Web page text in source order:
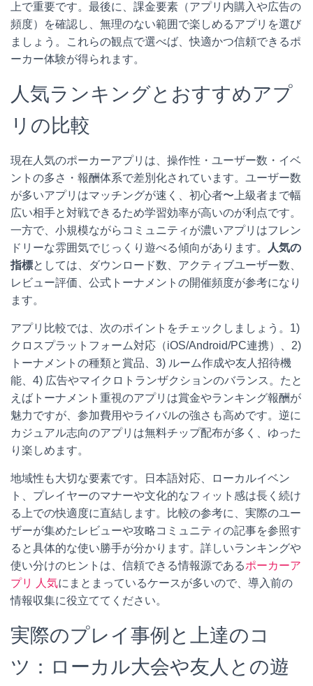
上で重要です。最後に、課金要素（アプリ内購入や広告の
頻度）を確認し、無理のない範囲で楽しめるアプリを選び
ましょう。これらの観点で選べば、快適かつ信頼できるポ
ーカー体験が得られます。
人気ランキングとおすすめアプ
リの比較
現在人気のポーカーアプリは、操作性・ユーザー数・イベ
ントの多さ・報酬体系で差別化されています。ユーザー数
が多いアプリはマッチングが速く、初心者〜上級者まで幅
広い相手と対戦できるため学習効率が高いのが利点です。
一方で、小規模ながらコミュニティが濃いアプリはフレン
ドリーな雰囲気でじっくり遊べる傾向があります。
人気の
指標としては、ダウンロード数、アクティブユーザー数、
レビュー評価、公式トーナメントの開催頻度が参考になり
ます。
アプリ比較では、次のポイントをチェックしましょう。1)
クロスプラットフォーム対応（iOS/Android/PC連携）、2)
トーナメントの種類と賞品、3) ルーム作成や友人招待機
能、4) 広告やマイクロトランザクションのバランス。たと
えばトーナメント重視のアプリは賞金やランキング報酬が
魅力ですが、参加費用やライバルの強さも高めです。逆に
カジュアル志向のアプリは無料チップ配布が多く、ゆった
り楽しめます。
地域性も大切な要素です。日本語対応、ローカルイベン
ト、プレイヤーのマナーや文化的なフィット感は長く続け
る上での快適度に直結します。比較の参考に、実際のユー
ザーが集めたレビューや攻略コミュニティの記事を参照す
ると具体的な使い勝手が分かります。詳しいランキングや
使い分けのヒントは、信頼できる情報源であるポーカーア
プリ 人気にまとまっているケースが多いので、導入前の
情報収集に役立ててください。
実際のプレイ事例と上達のコ
ツ：ローカル大会や友人との遊